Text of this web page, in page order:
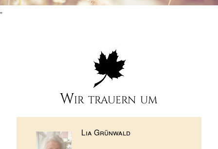
"
Wir trauern um
Lia Grünwald